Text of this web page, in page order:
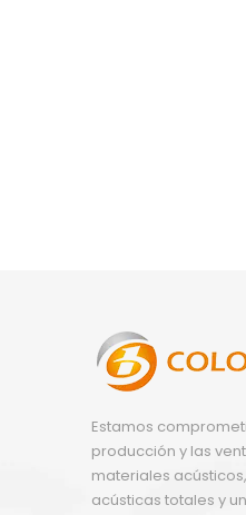
Estamos
producción y las
materiales
acústicas totales y